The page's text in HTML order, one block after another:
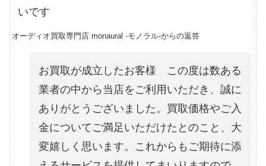
いです
オーディオ買取専門店 monaural -モノラル-からの返答
お買取が成立したお客様 この度は数ある
業者の中から当店をご利用いただき、誠に
ありがとうございました。買取価格やご入
金についてご満足いただけたとのこと、大
変嬉しく思います。これからもご期待に添